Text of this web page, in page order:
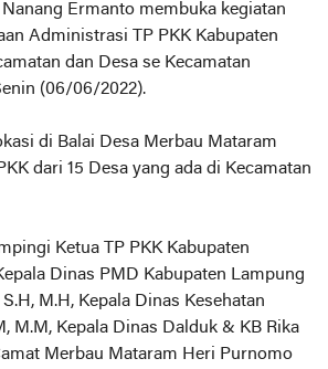
Ermanto membuka kegiatan
Administrasi TP PKK Kabupaten
dan Desa se Kecamatan
(06/06/2022).
di Balai Desa Merbau Mataram
dari 15 Desa yang ada di Kecamatan
Ketua TP PKK Kabupaten
Dinas PMD Kabupaten Lampung
M.H, Kepala Dinas Kesehatan
M.M, Kepala Dinas Dalduk & KB Rika
Merbau Mataram Heri Purnomo